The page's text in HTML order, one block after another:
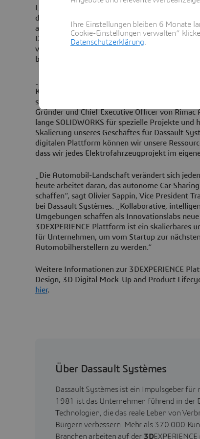
damit eine vollständige Übersicht über
allen Entwicklungsphasen. Sie können
Daten wiederverwenden und komplexe
vorbereiten. Damit kann Rimac Automobili die
beschleunigen und erfolgreich Projekte für
Konzeption, Simulation und Zusammenarbeit.
steigern und die Kundenanforderungen optimal
Gründer und Chief Executive Officer von
lange SOLIDWORKS für spezielle Projekte und
Skalierung unseres Geschäftes für Dassault
digitalen Plattform können wir unsere
dass wir jedes Elektrofahrzeugprojekt im
„Die Automobil-Landschaft verändert sich
heute arbeitet daran, das autonome Car-
schaffen“, sagt Olivier Sappin, Vice President
bei Dassault Systèmes. „Kollaborative,
Umgebungen schaffen als Innovationslabs
3DEXPERIENCE Plattform ist ein skalierbares
für Unternehmen, um vom Startup zur
Automobilherstellern zu werden.“
Weitere Informationen zur 3DEXPERIENCE
Design, 3D Digital Mock-Up and Product
hier.
Über Dassault Systèmes
Dassault Systèmes ist ein Impulsgeber für
1981 ist das Unternehmen führend in der
Technologien, die das reale Leben von
Bürgern verbessern. Mehr als 370.000
Branchen arbeiten auf der 3D
Ihre Einstellungen bleiben 6 Monate
Cookie-Einstellungen verwalten“
Datenschutzerklärung